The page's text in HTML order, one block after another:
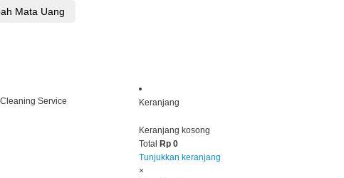
Keranjang
Keranjang kosong
Total Rp 0
Tunjukkan keranjang
×